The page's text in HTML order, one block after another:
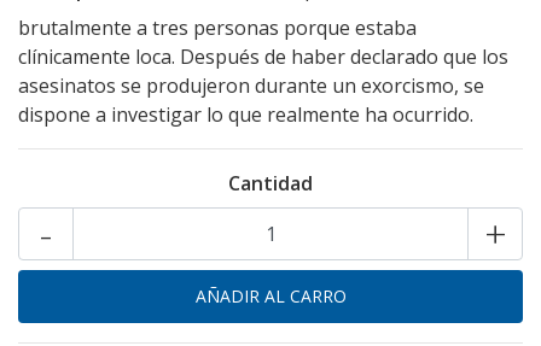
brutalmente a tres personas porque estaba
clínicamente loca. Después de haber declarado que los
asesinatos se produjeron durante un exorcismo, se
dispone a investigar lo que realmente ha ocurrido.
Cantidad
+
-